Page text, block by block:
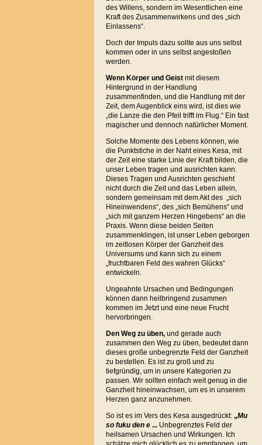
des Willens, sondern im Wesentlichen eine
Kraft des Zusammenwirkens und des „sich
Einlassens“.
Doch der Impuls dazu sollte aus uns selbst
kommen oder in uns selbst angestoßen
werden.
Wenn Körper und Geistmit diesem
Hintergrund in der Handlung
zusammenfinden, und die Handlung mit der
Zeit, dem Augenblick eins wird, ist dies wie
„die Lanze die den Pfeil trifft im Flug.“ Ein fast
magischer und dennoch natürlicher Moment.
Solche Momente des Lebens können, wie
die Punktstiche in der Naht eines Kesa, mit
der Zeit eine starke Linie der Kraft bilden, die
unser Leben tragen und ausrichten kann.
Dieses Tragen und Ausrichten geschieht
nicht durch die Zeit und das Leben allein,
sondern gemeinsam mit dem Akt des „sich
Hineinwendens“, des „sich Bemühens“ und
„sich mit ganzem Herzen Hingebens“ an die
Praxis. Wenn diese beiden Seiten
zusammenklingen, ist unser Leben geborgen
im zeitlosen Körper der Ganzheit des
Universums und kann sich zu einem
„fruchtbaren Feld des wahren Glücks“
entwickeln.
Ungeahnte Ursachen und Bedingungen
können dann heilbringend zusammen
kommen im Jetzt und eine neue Frucht
hervorbringen.
Den Weg zu üben,und gerade auch
zusammen den Weg zu üben, bedeutet dann
dieses große unbegrenzte Feld der Ganzheit
zu bestellen. Es ist zu groß und zu
tiefgründig, um in unsere Kategorien zu
passen. Wir sollten einfach weit genug in die
Ganzheit hineinwachsen, um es in unserem
Herzen ganz anzunehmen.
So ist es im Vers des Kesa ausgedrückt: „Mu
so fuku den e...Unbegrenztes Feld der
heilsamen Ursachen und Wirkungen. Ich